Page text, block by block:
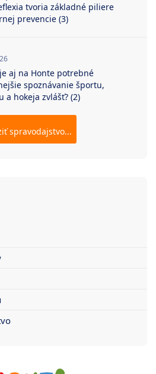
tvoria základné piliere
prevencie (3)
aj na Honte potrebné
spoznávanie športu,
a hokeja zvlášť? (2)
spravodajstvo...